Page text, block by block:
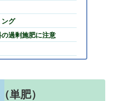
ング
過剰施肥に注意
単肥）